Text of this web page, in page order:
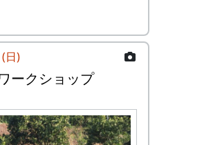
会堂
棚田景観の現状と課題
大学大学院建築学研究
萌々子
生業 ～オトウ・棚田を
(日)
ークショップ